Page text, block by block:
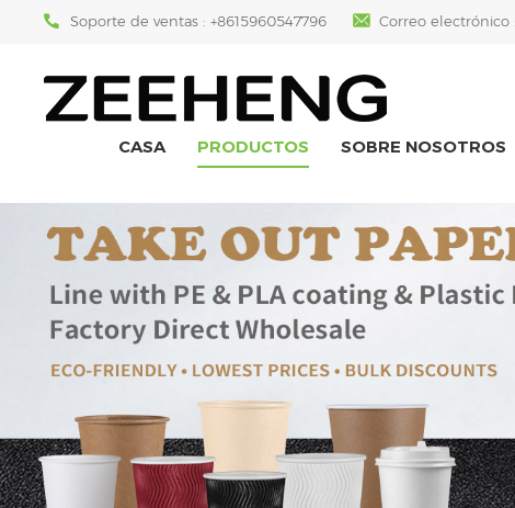
Soporte de ventas : +8615960547796 Correo electrónico :
CASA PRODUCTOS SOBRE NOSOTROS